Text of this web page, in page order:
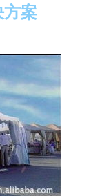
方案